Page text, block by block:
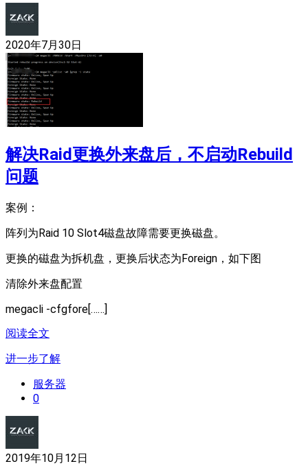
2020年7月30日
解决Raid更换外来盘后，不启动Rebuild
问题
案例：
阵列为Raid 10 Slot4磁盘故障需要更换磁盘。
更换的磁盘为拆机盘，更换后状态为Foreign，如下图
清除外来盘配置
megacli -cfgfore[……]
阅读全文
进一步了解
服务器
0
2019年10月12日